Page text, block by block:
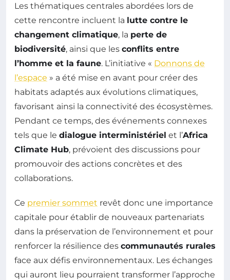
Les thématiques centrales abordées lors de
cette rencontre incluent la lutte contre le
changement climatique, la perte de
biodiversité, ainsi que les conflits entre
l’homme et la faune. L’initiative « Donnons de
l’espace » a été mise en avant pour créer des
habitats adaptés aux évolutions climatiques,
favorisant ainsi la connectivité des écosystèmes.
Pendant ce temps, des événements connexes
tels que le dialogue interministériel et l’Africa
Climate Hub, prévoient des discussions pour
promouvoir des actions concrètes et des
collaborations.
Ce premier sommet revêt donc une importance
capitale pour établir de nouveaux partenariats
dans la préservation de l’environnement et pour
renforcer la résilience des communautés rurales
face aux défis environnementaux. Les échanges
qui auront lieu pourraient transformer l’approche